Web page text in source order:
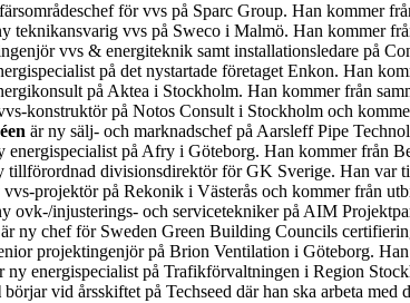
för vvs på Sparc Group. Han kommer
teknikansvarig vvs på Sweco i Malmö. Han kommer
vvs & energiteknik samt installationsledare på
på det nystartade företaget Enkon. Han
på Aktea i Stockholm. Han kommer från
konstruktör på Notos Consult i Stockholm och
är ny sälj- och marknadschef på Aarsleff Pipe
energispecialist på Afry i Göteborg. Han kommer från
tillförordnad divisionsdirektör för GK Sverige. Han var
vvs-projektör på Rekonik i Västerås och kommer från
ovk-/injusterings- och servicetekniker på AIM
är ny chef för Sweden Green Building Councils
projektingenjör på Brion Ventilation i Göteborg.
ny energispecialist på Trafikförvaltningen i Region
börjar vid årsskiftet på Techseed där han ska arbeta